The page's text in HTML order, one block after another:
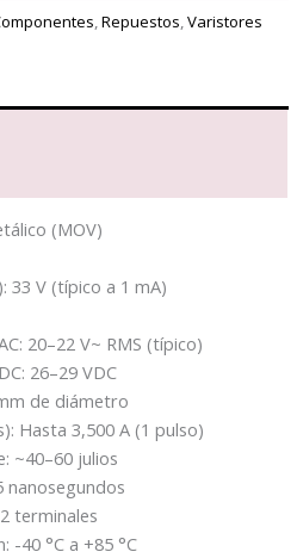
,Repuestos,Varistores
(MOV)
33 V (típico a 1 mA)
20–22 V~ RMS (típico)
26–29 VDC
de diámetro
Hasta 3,500 A (1 pulso)
~40–60 julios
nanosegundos
terminales
-40 °C a +85 °C